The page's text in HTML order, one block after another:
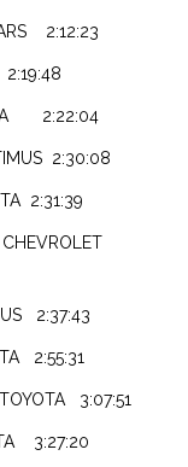
2:12:23
2:22:04
2:30:08
2:31:39
2:37:43
2:55:31
3:07:51
3:27:20